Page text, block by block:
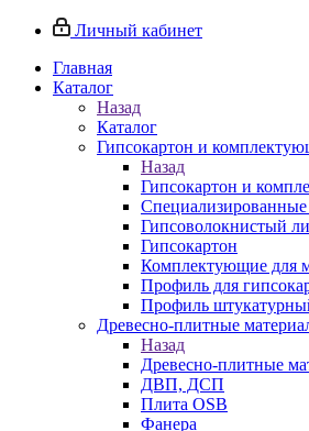
Личный кабинет
Главная
Каталог
Назад
Каталог
Гипсокартон и
Назад
Гипсокартон и
Гипсоволокнистый
Гипсокартон
Комплектующие для
Профиль для
Профиль
Древесно-плитные
Назад
Древесно-плитные
ДВП, ДСП
Плита OSB
Фанера